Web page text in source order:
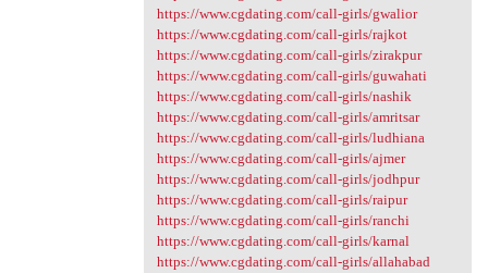
https://www.cgdating.com/call-girls/gwalior
https://www.cgdating.com/call-girls/rajkot
https://www.cgdating.com/call-girls/zirakpur
https://www.cgdating.com/call-girls/guwahati
https://www.cgdating.com/call-girls/nashik
https://www.cgdating.com/call-girls/amritsar
https://www.cgdating.com/call-girls/ludhiana
https://www.cgdating.com/call-girls/ajmer
https://www.cgdating.com/call-girls/jodhpur
https://www.cgdating.com/call-girls/raipur
https://www.cgdating.com/call-girls/ranchi
https://www.cgdating.com/call-girls/karnal
https://www.cgdating.com/call-girls/allahabad